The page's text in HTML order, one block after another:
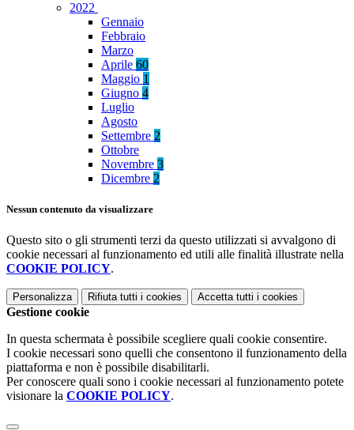
2022
Gennaio
Febbraio
Marzo
Aprile 60
Maggio 1
Giugno 4
Luglio
Agosto
Settembre 2
Ottobre
Novembre 3
Dicembre 2
Nessun contenuto da visualizzare
Questo sito o gli strumenti terzi da questo utilizzati si avvalgono di
cookie necessari al funzionamento ed utili alle finalità illustrate nella
COOKIE POLICY.
Personalizza Rifiuta tutti i cookies Accetta tutti i cookies
Gestione cookie
In questa schermata è possibile scegliere quali cookie consentire.
I cookie necessari sono quelli che consentono il funzionamento della
piattaforma e non è possibile disabilitarli.
Per conoscere quali sono i cookie necessari al funzionamento potete
visionare la COOKIE POLICY.